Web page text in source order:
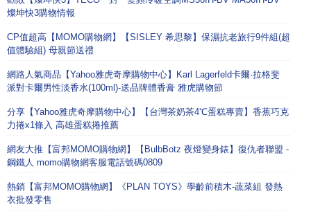
燦坤快3購物情報
CP值超高【MOMO購物網】【SISLEY 希思黎】保濕抗老旅行9件組(超
值體驗組) 母親節送禮
網路人氣商品【Yahoo雅虎奇摩購物中心】Karl Lagerfeld卡爾·拉格斐
派對卡爾男性淡香水(100ml)-送品牌體香膏 雅虎購物節
分享【Yahoo雅虎奇摩購物中心】【台灣茶奶茶4℃蛋糕專賣】香蕉巧克
力捲x1條入 高雄蛋糕捲推薦
網友大推【富邦MOMO購物網】【BulbBotz 夜燈變身錶】復仇者聯盟 -
鋼鐵人 momo購物網客服電話號碼0809
熱銷【富邦MOMO購物網】《PLAN TOYS》學齡前積木-蔬菜組 發熱
衣批發零售